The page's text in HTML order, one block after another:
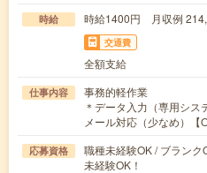
時給 時給1400円 月収例
交通費
全額支給
仕事内容
事務的軽作業
＊データ入力（専用シス
メール対応（少なめ）
応募資格
職種未経験OK / ブランク
未経験OK！